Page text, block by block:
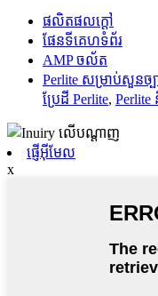
ផលិតផលក្តៅ
ផែនទីគេហទំព័រ
AMP ចល័ត
Perlite សម្រាប់សួនច្ប
ប្រែដី Perlite, Perlite
ផ្ញើអ៊ីមែល
x